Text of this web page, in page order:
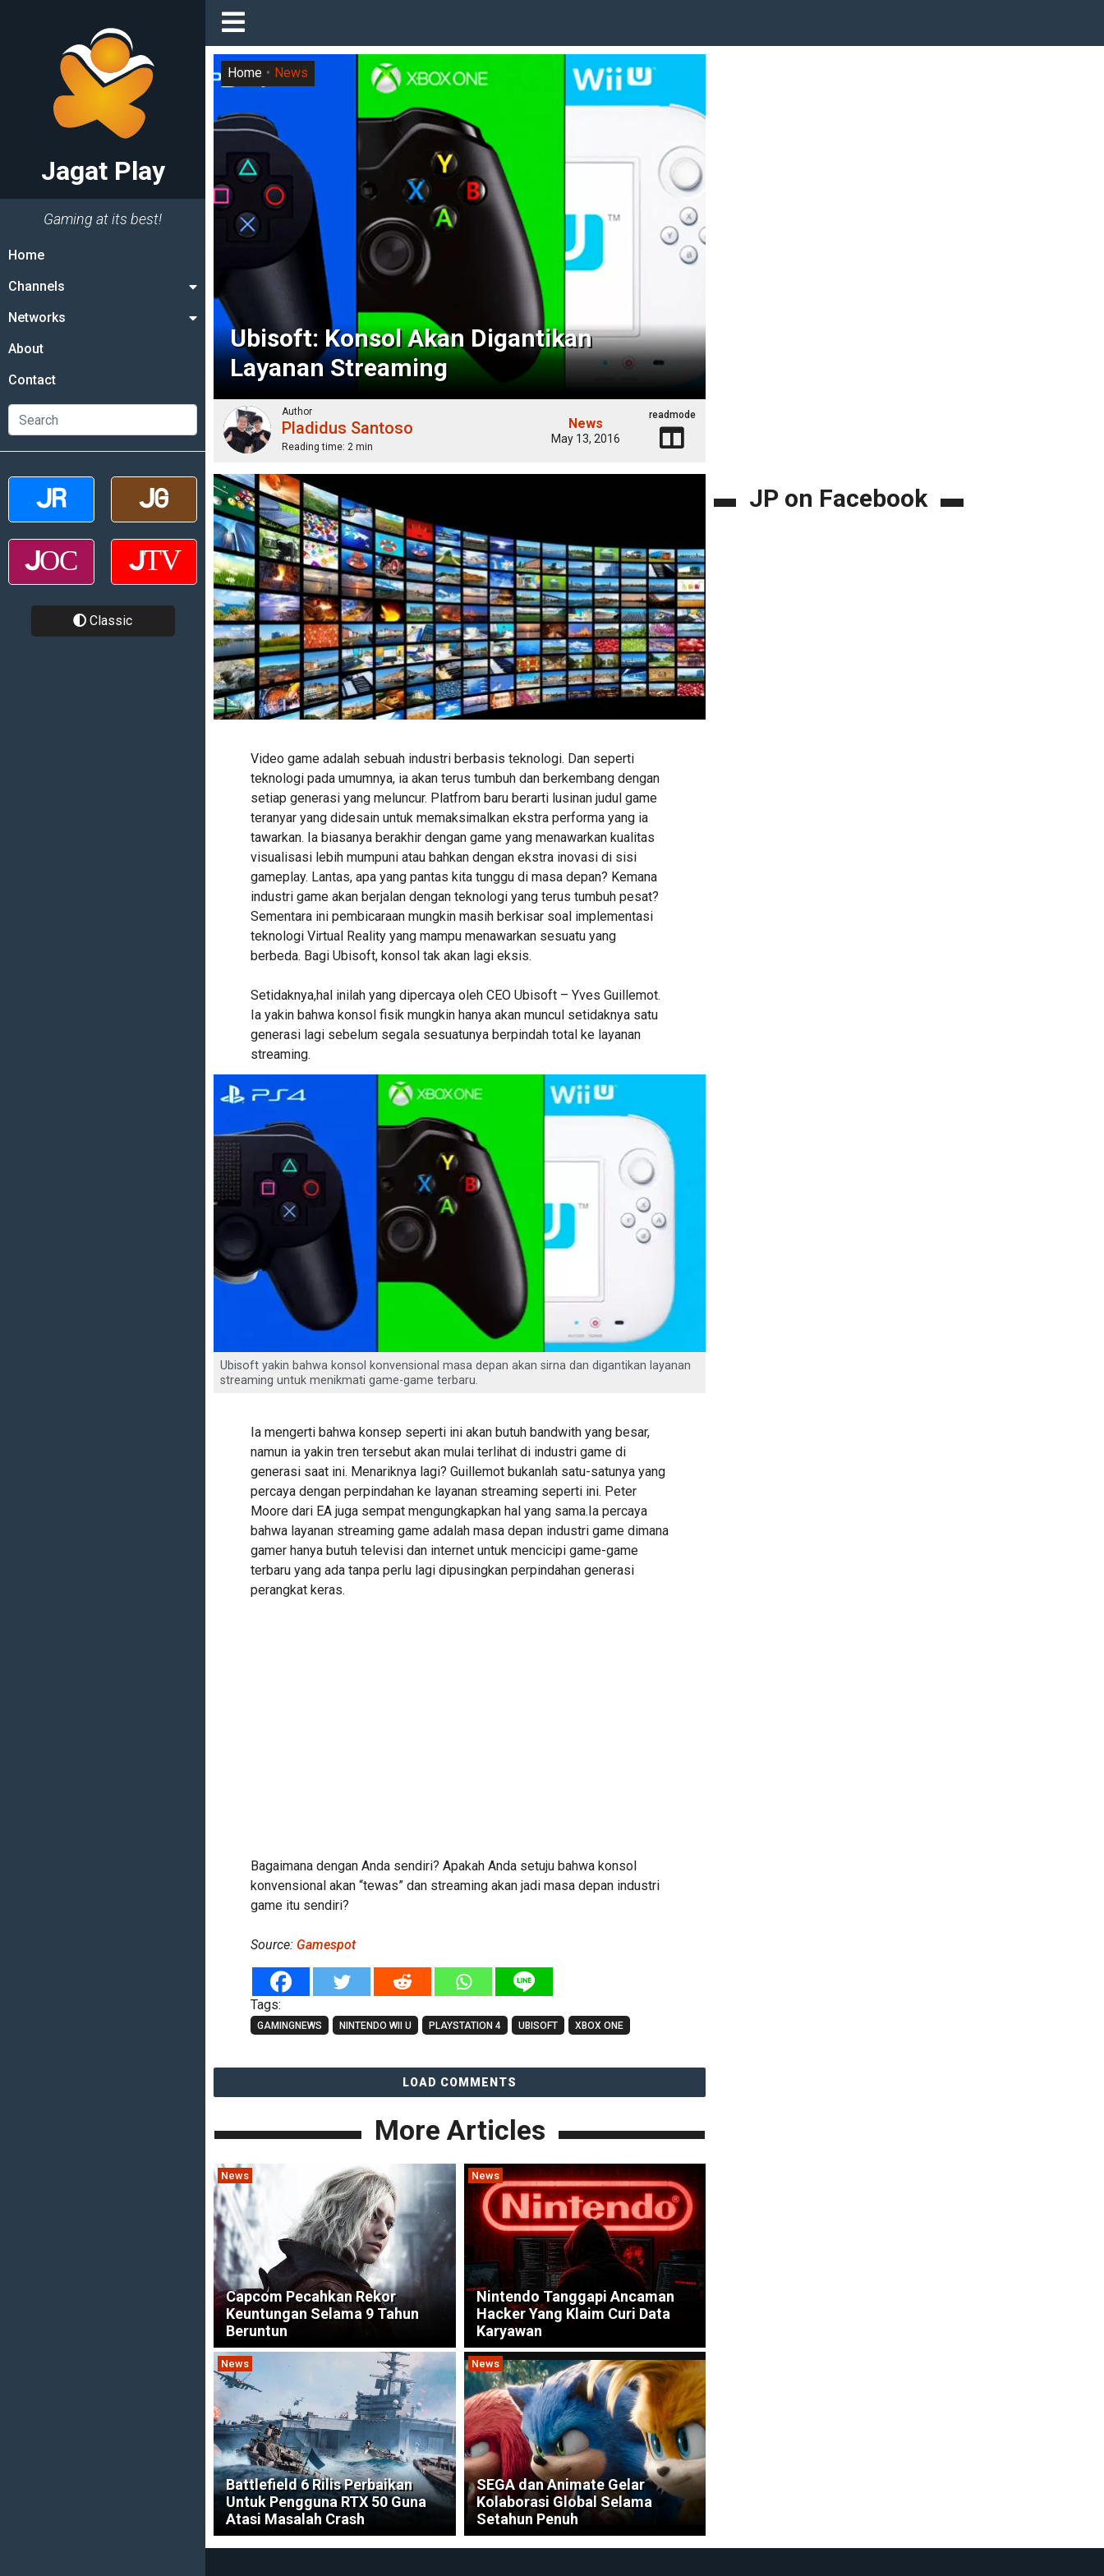
Jagat Play
Gaming at its best!
Home
Channels
Networks
About
Contact
Classic
Ubisoft: Konsol Akan Digantikan
Layanan Streaming
Home News
Author
Pladidus Santoso
Reading time: 2 min
News
May 13, 2016
readmode
Video game adalah sebuah industri berbasis teknologi. Dan seperti
teknologi pada umumnya, ia akan terus tumbuh dan berkembang dengan
setiap generasi yang meluncur. Platfrom baru berarti lusinan judul game
teranyar yang didesain untuk memaksimalkan ekstra performa yang ia
tawarkan. Ia biasanya berakhir dengan game yang menawarkan kualitas
visualisasi lebih mumpuni atau bahkan dengan ekstra inovasi di sisi
gameplay. Lantas, apa yang pantas kita tunggu di masa depan? Kemana
industri game akan berjalan dengan teknologi yang terus tumbuh pesat?
Sementara ini pembicaraan mungkin masih berkisar soal implementasi
teknologi Virtual Reality yang mampu menawarkan sesuatu yang
berbeda. Bagi Ubisoft, konsol tak akan lagi eksis.
Setidaknya,hal inilah yang dipercaya oleh CEO Ubisoft – Yves Guillemot.
Ia yakin bahwa konsol fisik mungkin hanya akan muncul setidaknya satu
generasi lagi sebelum segala sesuatunya berpindah total ke layanan
streaming.
Ubisoft yakin bahwa konsol konvensional masa depan akan sirna dan digantikan layanan
streaming untuk menikmati game-game terbaru.
Ia mengerti bahwa konsep seperti ini akan butuh bandwith yang besar,
namun ia yakin tren tersebut akan mulai terlihat di industri game di
generasi saat ini. Menariknya lagi? Guillemot bukanlah satu-satunya yang
percaya dengan perpindahan ke layanan streaming seperti ini. Peter
Moore dari EA juga sempat mengungkapkan hal yang sama.Ia percaya
bahwa layanan streaming game adalah masa depan industri game dimana
gamer hanya butuh televisi dan internet untuk mencicipi game-game
terbaru yang ada tanpa perlu lagi dipusingkan perpindahan generasi
perangkat keras.
Bagaimana dengan Anda sendiri? Apakah Anda setuju bahwa konsol
konvensional akan “tewas” dan streaming akan jadi masa depan industri
game itu sendiri?
Source:Gamespot
Tags:
GAMINGNEWS NINTENDO WII U PLAYSTATION 4 UBISOFT XBOX ONE
LOAD COMMENTS
More Articles
News
Capcom Pecahkan Rekor
Keuntungan Selama 9 Tahun
Beruntun
News
Nintendo Tanggapi Ancaman
Hacker Yang Klaim Curi Data
Karyawan
News
Battlefield 6 Rilis Perbaikan
Untuk Pengguna RTX 50 Guna
Atasi Masalah Crash
News
SEGA dan Animate Gelar
Kolaborasi Global Selama
Setahun Penuh
JP on Facebook